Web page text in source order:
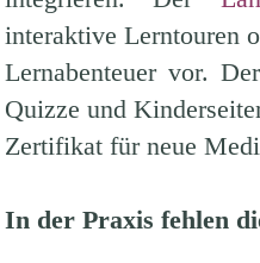
interaktive Lerntouren
Lernabenteuer vor.
Quizze und
Zertifikat für neue
In der Praxis fehlen